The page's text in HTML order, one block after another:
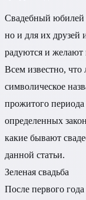
Свадебный юбилей
но и для их друзей
радуются и желают
Всем известно, что
символическое
прожитого
определенных
какие бывают
данной статьи.
Зеленая свадьба
После первого